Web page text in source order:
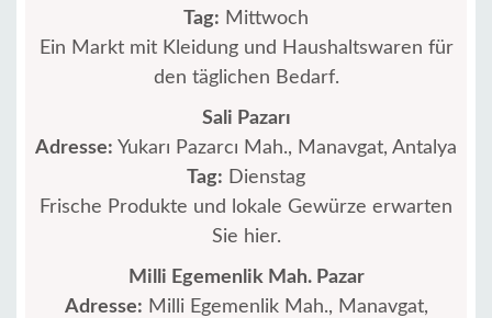
Tag: Mittwoch
Ein Markt mit Kleidung und Haushaltswaren für
den täglichen Bedarf.
Sali Pazarı
Adresse: Yukarı Pazarcı Mah., Manavgat, Antalya
Tag: Dienstag
Frische Produkte und lokale Gewürze erwarten
Sie hier.
Milli Egemenlik Mah. Pazar
Adresse: Milli Egemenlik Mah., Manavgat,